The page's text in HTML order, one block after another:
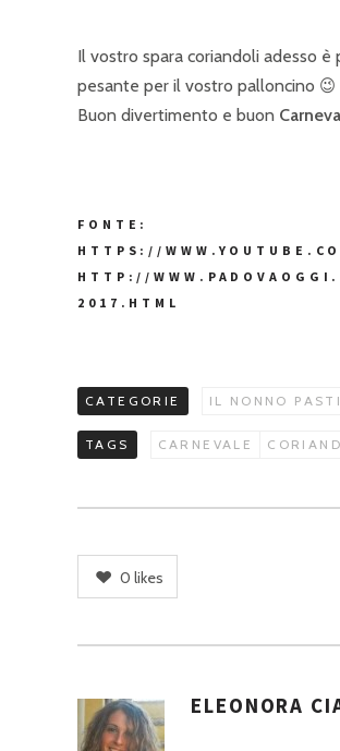
Il vostro spara coriandoli adesso
pesante per il vostro palloncino 😉
Buon divertimento e buon
FONTE:
HTTPS://
HTTP://
2017.HTML
CATEGORIE IL NONNO
TAGS CARNEVALE
0 likes
A
ELEONORA